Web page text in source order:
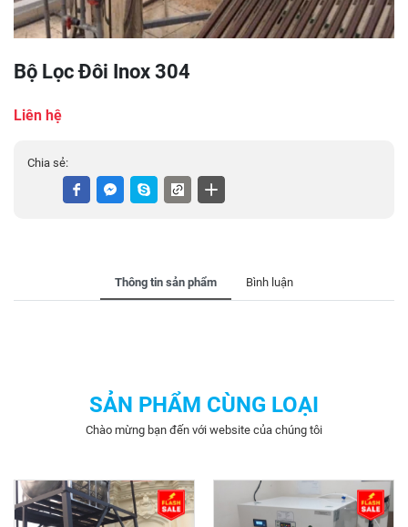
Bộ Lọc Đôi Inox 304
Liên hệ
Chia sẻ:
Thông tin sản phẩm Bình luận
SẢN PHẨM CÙNG LOẠI
Chào mừng bạn đến với website của chúng tôi